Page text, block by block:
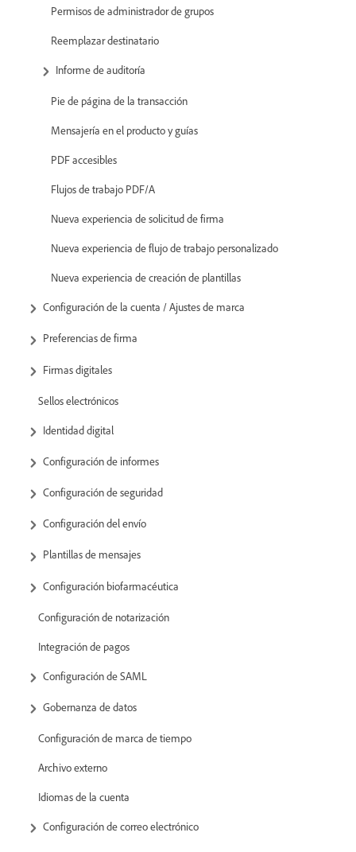
Permisos de administrador de grupos
Reemplazar destinatario
Informe de auditoría
Pie de página de la transacción
Mensajería en el producto y guías
PDF accesibles
Flujos de trabajo PDF/A
Nueva experiencia de solicitud de firma
Nueva experiencia de flujo de trabajo personalizado
Nueva experiencia de creación de plantillas
Configuración de la cuenta / Ajustes de marca
Preferencias de firma
Firmas digitales
Sellos electrónicos
Identidad digital
Configuración de informes
Configuración de seguridad
Configuración del envío
Plantillas de mensajes
Configuración biofarmacéutica
Configuración de notarización
Integración de pagos
Configuración de SAML
Gobernanza de datos
Configuración de marca de tiempo
Archivo externo
Idiomas de la cuenta
Configuración de correo electrónico